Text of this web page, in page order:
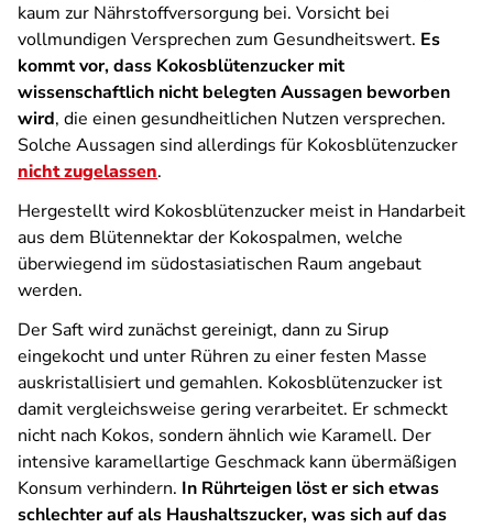
kaum zur Nährstoffversorgung bei. Vorsicht bei
vollmundigen Versprechen zum Gesundheitswert. Es
kommt vor, dass Kokosblütenzucker mit
wissenschaftlich nicht belegten Aussagen beworben
wird, die einen gesundheitlichen Nutzen versprechen.
Solche Aussagen sind allerdings für Kokosblütenzucker
nicht zugelassen.
Hergestellt wird Kokosblütenzucker meist in Handarbeit
aus dem Blütennektar der Kokospalmen, welche
überwiegend im südostasiatischen Raum angebaut
werden.
Der Saft wird zunächst gereinigt, dann zu Sirup
eingekocht und unter Rühren zu einer festen Masse
auskristallisiert und gemahlen. Kokosblütenzucker ist
damit vergleichsweise gering verarbeitet. Er schmeckt
nicht nach Kokos, sondern ähnlich wie Karamell. Der
intensive karamellartige Geschmack kann übermäßigen
Konsum verhindern. In Rührteigen löst er sich etwas
schlechter auf als Haushaltszucker, was sich auf das